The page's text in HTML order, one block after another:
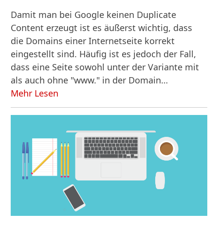
Damit man bei Google keinen Duplicate
Content erzeugt ist es äußerst wichtig, dass
die Domains einer Internetseite korrekt
eingestellt sind. Häufig ist es jedoch der Fall,
dass eine Seite sowohl unter der Variante mit
als auch ohne "www." in der Domain…
Mehr Lesen